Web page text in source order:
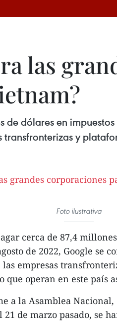
las
de dólares en
transfronterizas y
Foto ilustrativa
cerca de 87,4
de 2022, Google se
empresas
que operan en este país
a la Asamblea
21 de marzo pasado, se